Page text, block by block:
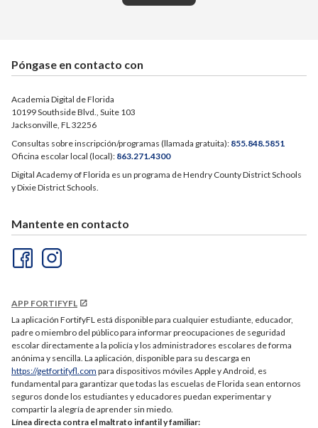
Póngase en contacto con
Academia Digital de Florida
10199 Southside Blvd., Suite 103
Jacksonville, FL 32256
Consultas sobre inscripción/programas (llamada gratuita): 855.848.5851
Oficina escolar local (local): 863.271.4300
Digital Academy of Florida es un programa de Hendry County District Schools
y Dixie District Schools.
Mantente en contacto
APP FORTIFYFL
La aplicación FortifyFL está disponible para cualquier estudiante, educador,
padre o miembro del público para informar preocupaciones de seguridad
escolar directamente a la policía y los administradores escolares de forma
anónima y sencilla. La aplicación, disponible para su descarga en
https://getfortifyfl.com para dispositivos móviles Apple y Android, es
fundamental para garantizar que todas las escuelas de Florida sean entornos
seguros donde los estudiantes y educadores puedan experimentar y
compartir la alegría de aprender sin miedo.
Línea directa contra el maltrato infantil y familiar: